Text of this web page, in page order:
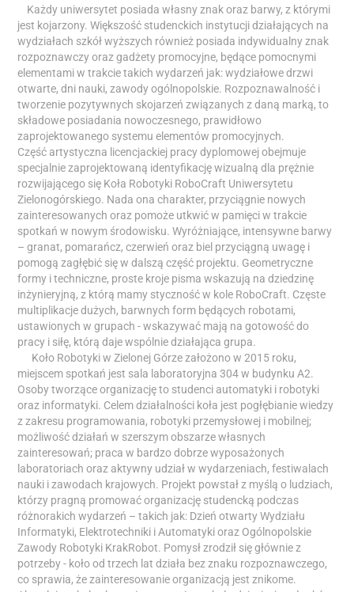
Każdy uniwersytet posiada własny znak oraz barwy, z którymi
jest kojarzony. Większość studenckich instytucji działających na
wydziałach szkół wyższych również posiada indywidualny znak
rozpoznawczy oraz gadżety promocyjne, będące pomocnymi
elementami w trakcie takich wydarzeń jak: wydziałowe drzwi
otwarte, dni nauki, zawody ogólnopolskie. Rozpoznawalność i
tworzenie pozytywnych skojarzeń związanych z daną marką, to
składowe posiadania nowoczesnego, prawidłowo
zaprojektowanego systemu elementów promocyjnych.
Część artystyczna licencjackiej pracy dyplomowej obejmuje
specjalnie zaprojektowaną identyfikację wizualną dla prężnie
rozwijającego się Koła Robotyki RoboCraft Uniwersytetu
Zielonogórskiego. Nada ona charakter, przyciągnie nowych
zainteresowanych oraz pomoże utkwić w pamięci w trakcie
spotkań w nowym środowisku. Wyróżniające, intensywne barwy
– granat, pomarańcz, czerwień oraz biel przyciągną uwagę i
pomogą zagłębić się w dalszą część projektu. Geometryczne
formy i techniczne, proste kroje pisma wskazują na dziedzinę
inżynieryjną, z którą mamy styczność w kole RoboCraft. Częste
multiplikacje dużych, barwnych form będących robotami,
ustawionych w grupach - wskazywać mają na gotowość do
pracy i siłę, którą daje wspólnie działająca grupa.
Koło Robotyki w Zielonej Górze założono w 2015 roku,
miejscem spotkań jest sala laboratoryjna 304 w budynku A2.
Osoby tworzące organizację to studenci automatyki i robotyki
oraz informatyki. Celem działalności koła jest pogłębianie wiedzy
z zakresu programowania, robotyki przemysłowej i mobilnej;
możliwość działań w szerszym obszarze własnych
zainteresowań; praca w bardzo dobrze wyposażonych
laboratoriach oraz aktywny udział w wydarzeniach, festiwalach
nauki i zawodach krajowych. Projekt powstał z myślą o ludziach,
którzy pragną promować organizację studencką podczas
różnorakich wydarzeń – takich jak: Dzień otwarty Wydziału
Informatyki, Elektrotechniki i Automatyki oraz Ogólnopolskie
Zawody Robotyki KrakRobot. Pomysł zrodził się głównie z
potrzeby - koło od trzech lat działa bez znaku rozpoznawczego,
co sprawia, że zainteresowanie organizacją jest znikome.